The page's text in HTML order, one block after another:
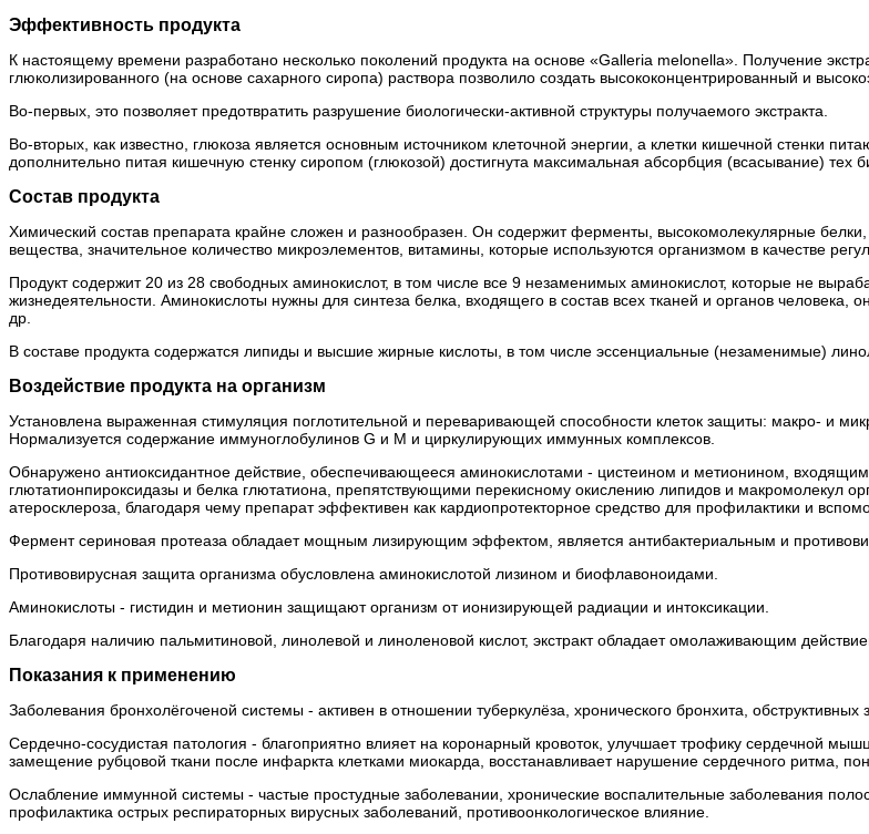
Эффективность продукта
К настоящему времени разработано несколько поколений продукта на основе «Galleria melonella». Получение
глюколизированного (на основе сахарного сиропа) раствора позволило создать высококонцентрированный и
Во-первых, это позволяет предотвратить разрушение биологически-активной структуры получаемого экстракта.
Во-вторых, как известно, глюкоза является основным источником клеточной энергии, а клетки кишечной стенки
дополнительно питая кишечную стенку сиропом (глюкозой) достигнута максимальная абсорбция (всасывание) тех
Состав продукта
Химический состав препарата крайне сложен и разнообразен. Он содержит ферменты, высокомолекулярные
вещества, значительное количество микроэлементов, витамины, которые используются организмом в качестве
Продукт содержит 20 из 28 свободных аминокислот, в том числе все 9 незаменимых аминокислот, которые не
жизнедеятельности. Аминокислоты нужны для синтеза белка, входящего в состав всех тканей и органов
др.
В составе продукта содержатся липиды и высшие жирные кислоты, в том числе эссенциальные (незаменимые)
Воздействие продукта на организм
Установлена выраженная стимуляция поглотительной и переваривающей способности клеток защиты: макро- и
Нормализуется содержание иммуноглобулинов G и М и циркулирующих иммунных комплексов.
Обнаружено антиоксидантное действие, обеспечивающееся аминокислотами - цистеином и метионином,
глютатионпироксидазы и белка глютатиона, препятствующими перекисному окислению липидов и макромолекул
атеросклероза, благодаря чему препарат эффективен как кардиопротекторное средство для профилактики и
Фермент сериновая протеаза обладает мощным лизирующим эффектом, является антибактериальным и
Противовирусная защита организма обусловлена аминокислотой лизином и биофлавоноидами.
Аминокислоты - гистидин и метионин защищают организм от ионизирующей радиации и интоксикации.
Благодаря наличию пальмитиновой, линолевой и линоленовой кислот, экстракт обладает омолаживающим
Показания к применению
Заболевания бронхолёгоченой системы - активен в отношении туберкулёза, хронического бронхита,
Сердечно-сосудистая патология - благоприятно влияет на коронарный кровоток, улучшает трофику сердечной
замещение рубцовой ткани после инфаркта клетками миокарда, восстанавливает нарушение сердечного ритма,
Ослабление иммунной системы - частые простудные заболевании, хронические воспалительные заболевания
профилактика острых респираторных вирусных заболеваний, противоонкологическое влияние.